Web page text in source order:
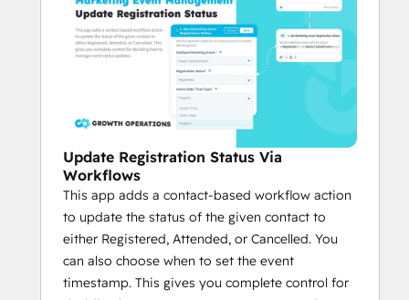
Update Registration Status Via
Workflows
This app adds a contact-based workflow action
to update the status of the given contact to
either Registered, Attended, or Cancelled. You
can also choose when to set the event
timestamp. This gives you complete control for